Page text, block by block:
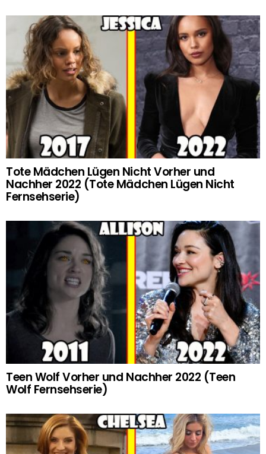
Tote Mädchen Lügen Nicht Vorher und
Nachher 2022 (Tote Mädchen Lügen Nicht
Fernsehserie)
Teen Wolf Vorher und Nachher 2022 (Teen
Wolf Fernsehserie)